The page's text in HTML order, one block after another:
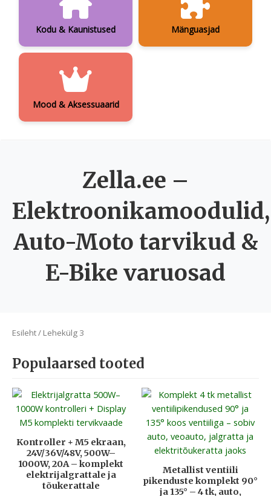
Kodu & Kaunistused Mänguasjad
Mood & Aksessuaarid
Zella.ee –
Elektroonikamoodulid,
Auto-Moto tarvikud &
E-Bike varuosad
Esileht/ Lehekülg 3
Populaarsed tooted
Kontroller + M5 ekraan,
24V/36V/48V, 500W–
1000W, 20A – komplekt
elektrijalgrattale ja
tõukerattale
Metallist ventiili
pikenduste komplekt 90°
ja 135° – 4 tk, auto,